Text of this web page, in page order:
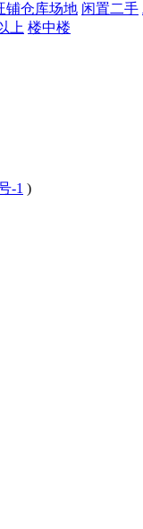
铺仓库场地 闲置二手
上 楼中楼
-1 )